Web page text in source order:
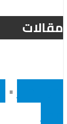
مقالات
•